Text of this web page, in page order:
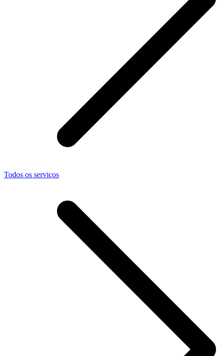
Todos os serviços